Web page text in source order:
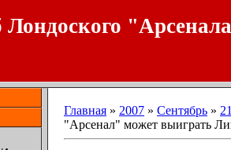
Главная » 2007 » Сентябрь »
"Арсенал" может выиграть